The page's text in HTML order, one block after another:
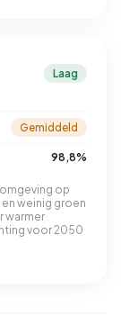
Laag
Gemiddeld
98,8%
op
weinig groen
warmer
voor 2050